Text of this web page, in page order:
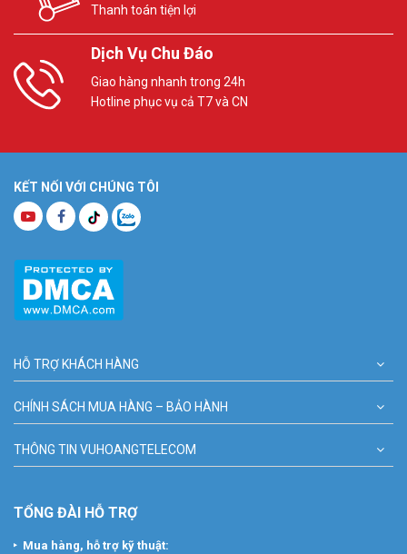
Thanh toán tiện lợi
Dịch Vụ Chu Đáo
Giao hàng nhanh trong 24h
Hotline phục vụ cả T7 và CN
KẾT NỐI VỚI CHÚNG TÔI
HỖ TRỢ KHÁCH HÀNG
CHÍNH SÁCH MUA HÀNG – BẢO HÀNH
THÔNG TIN VUHOANGTELECOM
TỔNG ĐÀI HỖ TRỢ
Mua hàng, hỗ trợ kỹ thuật: